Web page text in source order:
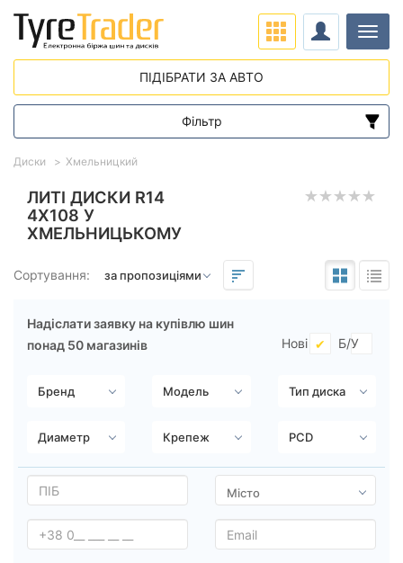
ЛИТІ ДИСКИ R14
4X108 У
ХМЕЛЬНИЦЬКОМУ
Сортування:
Надіслати заявку на купівлю шин
понад 50 магазинів
Нові Б/У
Диски Хмельницкий
ПІДІБРАТИ ЗА АВТО
Фільтр
Діапазон цін
від
Підбір за параметрами
Ступиця (dia)
від до
Усі бренди